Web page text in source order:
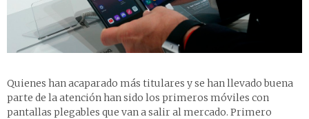
Quienes han acaparado más titulares y se han llevado buena
parte de la atención han sido los primeros móviles con
pantallas plegables que van a salir al mercado. Primero